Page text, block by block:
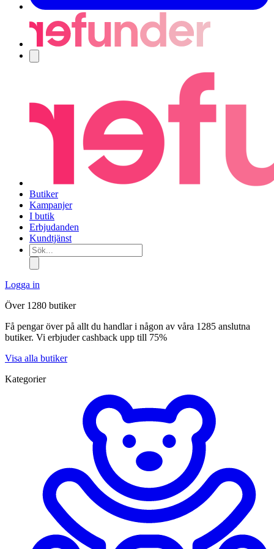
Butiker
Kampanjer
I butik
Erbjudanden
Kundtjänst
Sök...
Logga in
Över 1280 butiker
Få pengar över på allt du handlar i någon av våra 1285 anslutna
butiker. Vi erbjuder cashback upp till 75%
Visa alla butiker
Kategorier